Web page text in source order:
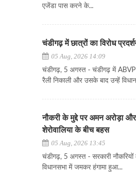
एजेंडा पास करने के...
चंडीगढ़ में छात्रों का विरोध
05 Aug, 2026 14:09
चंडीगढ़, 5 अगस्त - चंडीगढ़ में
रैली निकाली और उसके बाद उन्हें
नौकरी के मुद्दे पर अमन अरोड़ा
शेरोवालिया के बीच बहस
05 Aug, 2026 13:45
चंडीगढ़, 5 अगस्त - सरकारी
विधानसभा में जमकर हंगामा हुआ...